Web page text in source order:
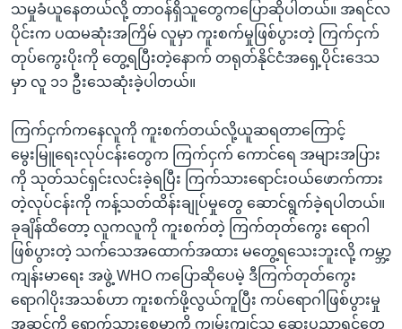
သို့
ကျော်
ရန်
သမှုခံယူနေတယ်လို့ တာဝန်ရှိသူတွေကပြောဆိုပါတယ်။ အရင်လ
ပိုင်းက ပထမဆုံးအကြိမ် လူမှာ ကူးစက်မှုဖြစ်ပွားတဲ့ ကြက်ငှက်
တုပ်ကွေးပိုးကို တွေ့ရပြီးတဲ့နောက် တရုတ်နိုင်ငံအရှေ့ပိုင်းဒေသ
မှာ လူ ၁၁ ဦးသေဆုံးခဲ့ပါတယ်။
ကြက်ငှက်ကနေလူကို ကူးစက်တယ်လို့ယူဆရတာကြောင့်
မွေးမြူရေးလုပ်ငန်းတွေက ကြက်ငှက် ကောင်ရေ အများအပြား
ကို သုတ်သင်ရှင်းလင်းခဲ့ရပြီး ကြက်သားရောင်းဝယ်ဖောက်ကား
တဲ့လုပ်ငန်းကို ကန့်သတ်ထိန်းချုပ်မှုတွေ ဆောင်ရွက်ခဲ့ရပါတယ်။
ခုချိန်ထိတော့ လူကလူကို ကူးစက်တဲ့ ကြက်တုတ်ကွေး ရောဂါ
ဖြစ်ပွားတဲ့ သက်သေအထောက်အထား မတွေ့ရသေးဘူးလို့ ကမ္ဘာ့
ကျန်းမာရေး အဖွဲ့ WHO ကပြောဆိုပေမဲ့ ဒီကြက်တုတ်ကွေး
ရောဂါပိုးအသစ်ဟာ ကူးစက်ဖို့လွယ်ကူပြီး ကပ်ရောဂါဖြစ်ပွားမှု
အဆင့်ကို ရောက်သွားစေမှာကို ကျွမ်းကျင်သူ ဆေးပညာရှင်တွေ